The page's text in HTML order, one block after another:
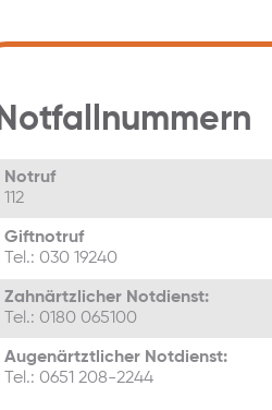
Notfallnummern
Notruf
112
Giftnotruf
Tel.: 030 19240
Zahnärtzlicher Notdienst:
Tel.: 0180 065100
Augenärtztlicher Notdienst:
Tel.: 0651 208-2244